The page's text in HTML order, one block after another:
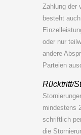
Zahlung der
besteht
oder nur
andere
Parteien
Rücktritt/
mindestens
schriftlich
die